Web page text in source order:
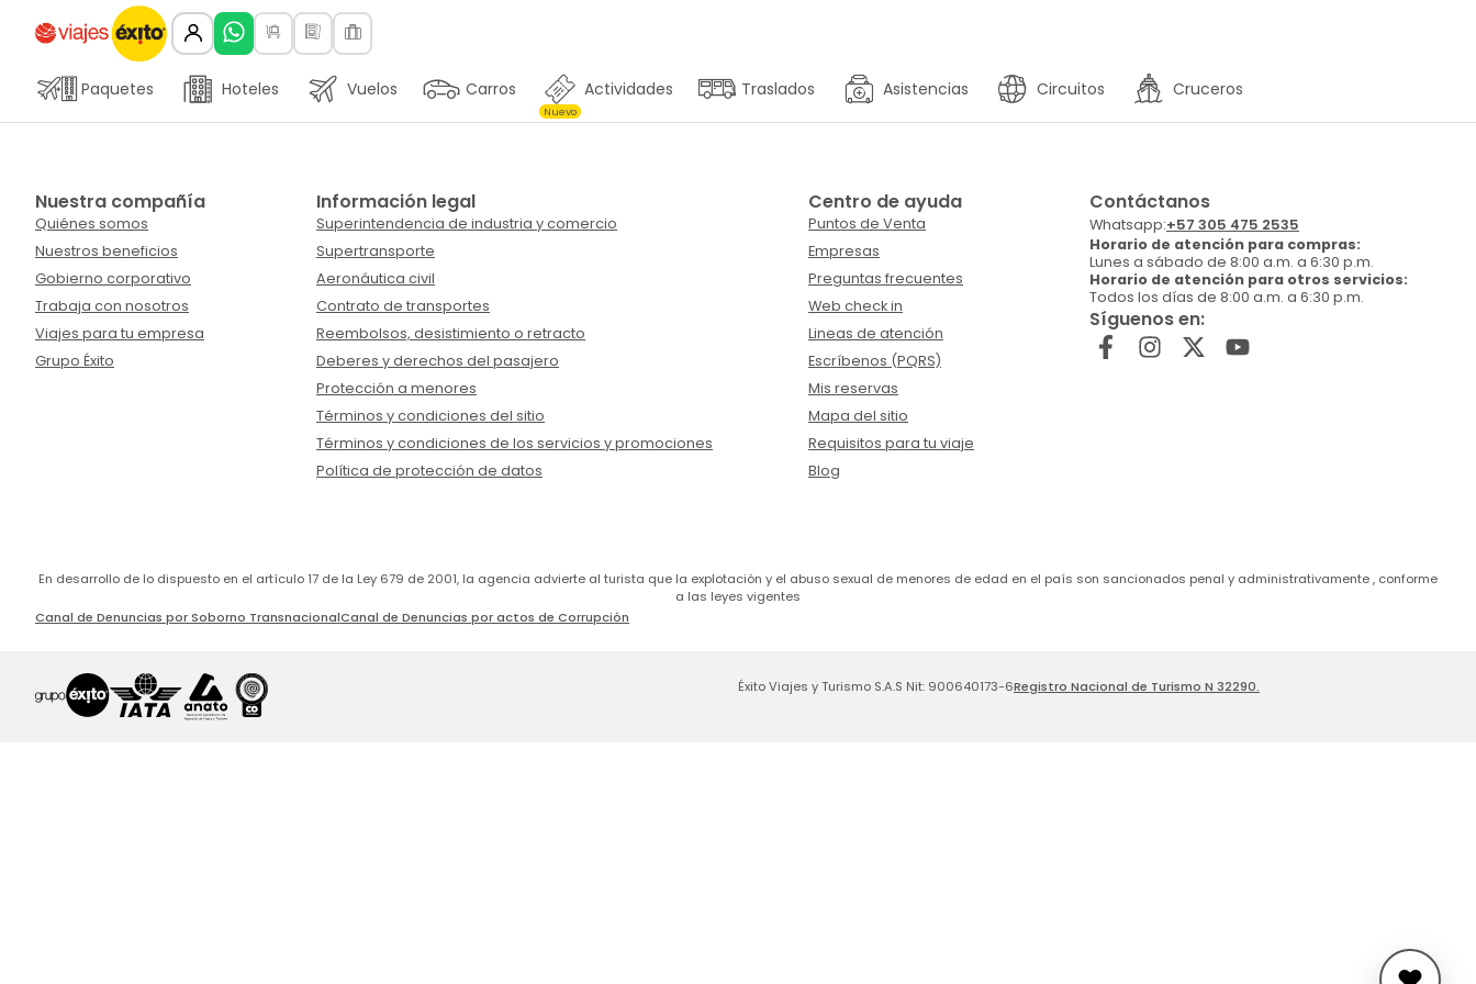
Paquetes Hoteles Vuelos Carros Actividades
Nuevo
Traslados Asistencias Circuitos Cruceros
Nuestra compañía
Quiénes somos
Nuestros beneficios
Gobierno corporativo
Trabaja con nosotros
Viajes para tu empresa
Grupo Éxito
Información legal
Superintendencia de industria y comercio
Supertransporte
Aeronáutica civil
Contrato de transportes
Reembolsos, desistimiento o retracto
Deberes y derechos del pasajero
Protección a menores
Términos y condiciones del sitio
Términos y condiciones de los servicios y promociones
Política de protección de datos
Centro de ayuda
Puntos de Venta
Empresas
Preguntas frecuentes
Web check in
Lineas de atención
Escríbenos (PQRS)
Mis reservas
Mapa del sitio
Requisitos para tu viaje
Blog
Contáctanos
Whatsapp:+57 305 475 2535
Horario de atención para compras:
Lunes a sábado de 8:00 a.m. a 6:30 p.m.
Horario de atención para otros servicios:
Todos los días de 8:00 a.m. a 6:30 p.m.
Síguenos en:
En desarrollo de lo dispuesto en el artículo 17 de la Ley 679 de 2001, la agencia advierte al turista que la explotación y el abuso sexual de menores de edad en el país son sancionados penal y administrativamente , conforme
a las leyes vigentes
Canal de Denuncias por Soborno TransnacionalCanal de Denuncias por actos de Corrupción
Éxito Viajes y Turismo S.A.S Nit: 900640173-6Registro Nacional de Turismo N 32290.